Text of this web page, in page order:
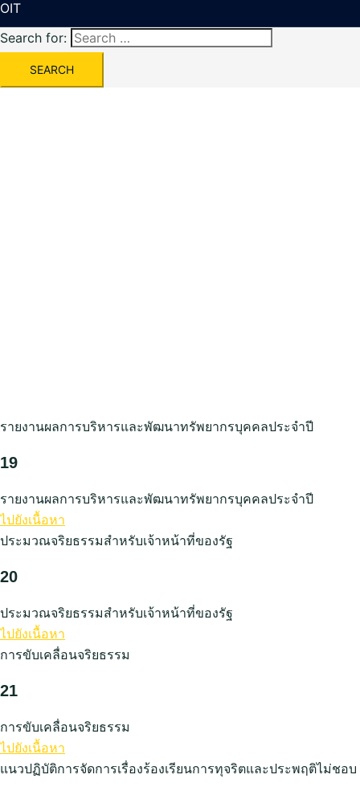
OIT
Search for:
รายงานผลการบริหารและพัฒนาทรัพยากรบุคคลประจำปี
19
รายงานผลการบริหารและพัฒนาทรัพยากรบุคคลประจำปี
ไปยังเนื้อหา
ประมวณจริยธรรมสำหรับเจ้าหน้าที่ของรัฐ
20
ประมวณจริยธรรมสำหรับเจ้าหน้าที่ของรัฐ
ไปยังเนื้อหา
การขับเคลื่อนจริยธรรม
21
การขับเคลื่อนจริยธรรม
ไปยังเนื้อหา
แนวปฏิบัติการจัดการเรื่องร้องเรียนการทุจริตและประพฤติไม่ชอบ